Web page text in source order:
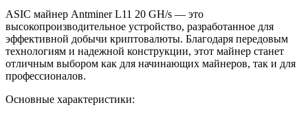
ASIC майнер Antminer L11 20 GH/s — это
высокопроизводительное устройство, разработанное для
эффективной добычи криптовалюты. Благодаря передовым
технологиям и надежной конструкции, этот майнер станет
отличным выбором как для начинающих майнеров, так и для
профессионалов.
Основные характеристики: